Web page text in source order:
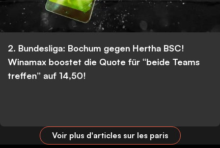
2. Bundesliga: Bochum gegen Hertha BSC!
Winamax boostet die Quote für “beide Teams
treffen” auf 14,50!
Voir plus d'articles sur les paris